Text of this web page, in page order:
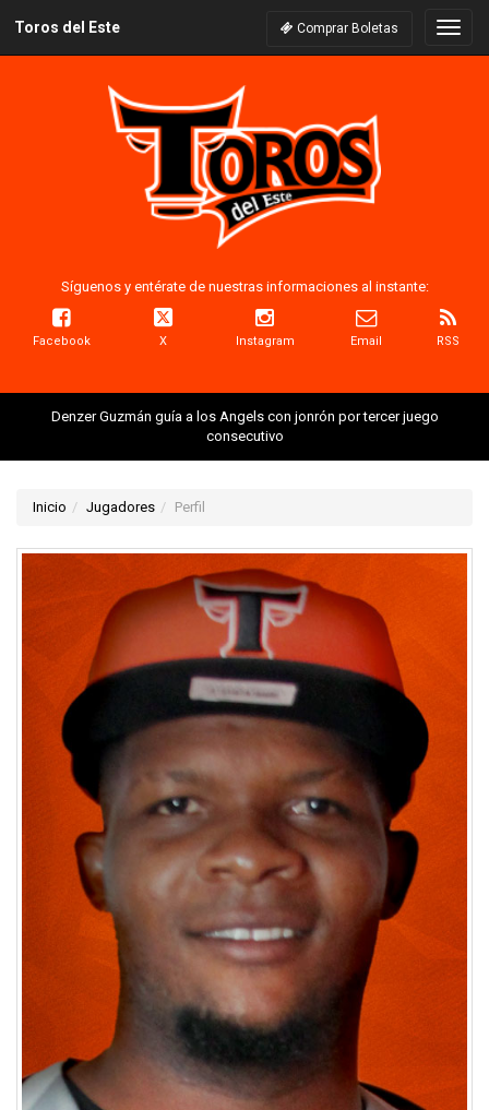
Toros del Este Comprar Boletas
Síguenos y entérate de nuestras informaciones al instante:
Facebook X Instagram Email RSS
Denzer Guzmán guía a los Angels con jonrón por tercer juego
consecutivo
Inicio Jugadores Perfil